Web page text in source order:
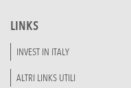
LINKS
INVEST IN ITALY
ALTRI LINKS UTILI